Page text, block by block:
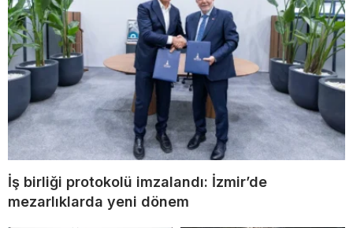
İş birliği protokolü imzalandı: İzmir’de
mezarlıklarda yeni dönem